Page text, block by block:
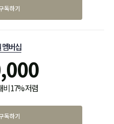
독하기
멤버십
비 17% 저렴
독하기